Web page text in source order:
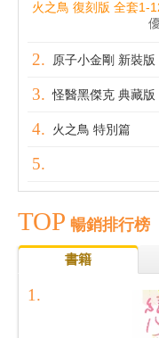
火之鳥 復刻版 全套1-
原子小金剛 新裝版
怪醫黑傑克 典藏
火之鳥 特別篇
TOP 暢銷排行榜
書籍